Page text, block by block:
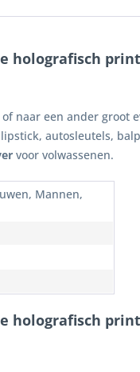
holografisch
of naar een ander groot
autosleutels,
voor volwassenen.
Mannen,
holografisch